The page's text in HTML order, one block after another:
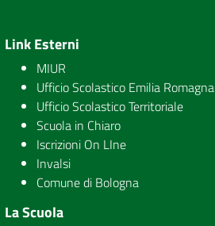
Link Esterni
MIUR
Ufficio Scolastico Emilia Romagna
Ufficio Scolastico Territoriale
Scuola in Chiaro
Iscrizioni On LIne
Invalsi
Comune di Bologna
La Scuola